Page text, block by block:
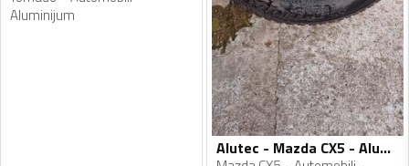
Aluminijum
Alutec - Mazda CX5 - Aluminijum felne